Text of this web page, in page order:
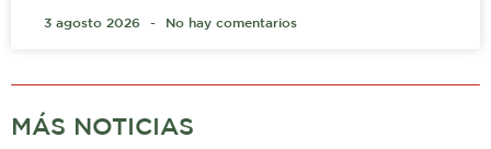
3 agosto 2026 No hay comentarios
MÁS NOTICIAS